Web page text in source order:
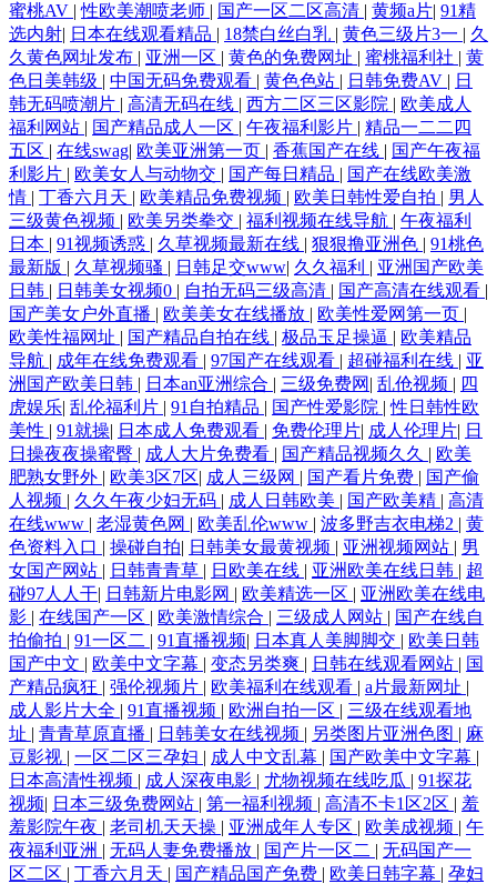
剧场福利社 福利社午夜影院 熟女色福利导航 超碰蝴蝶乐 男女上床视频 成
人一级片 日韩三级在线网址 大香蕉久草91 日韩一级免费视频 阿v网站 日
本一本道影院 99精品99 老司机福利导航站 在线播放成人a 男女上床操网
站 91视频观看 另类图片亚洲色图 自拍超碰 国内性爱 午夜福利9 传媒在线
入口 日韩生话v片 超碰网友自拍 青娱福利视频在线 成人久草 日韩综合色
中色 福利视频导航黑丝 日韩性交网址 操你啦四虎 男人国产精品自拍 五月
花丁香网 精品在线视频 91系列在线视频 91入口17
蜜桃AV |性欧美潮喷老师 | 国产一区二区高清 | 黄频a片| 91精
选内射| 日本在线观看精品 | 18禁白丝白乳 | 黄色三级片3一 | 久
久黄色网址发布 | 亚洲一区 | 黄色的免费网址 | 蜜桃福利社 | 黄
色日美韩级 | 中国无码免费观看 | 黄色色站 | 日韩免费AV | 日
韩无码喷潮片 | 高清无码在线 | 西方二区三区影院 | 欧美成人
福利网站 | 国产精品成人一区 | 午夜福利影片 | 精品一二二四
五区 | 在线swag| 欧美亚洲第一页 | 香蕉国产在线 | 国产午夜福
利影片 | 欧美女人与动物交 | 国产每日精品 | 国产在线欧美激
情 | 丁香六月天 | 欧美精品免费视频 | 欧美日韩性爱自拍 | 男人
三级黄色视频 | 欧美另类拳交 | 福利视频在线导航 | 午夜福利
日本 | 91视频诱惑 | 久草视频最新在线 | 狠狠撸亚洲色 | 91桃色
最新版 | 久草视频骚 | 日韩足交www| 久久福利 | 亚洲国产欧美
日韩 | 日韩美女视频0 | 自拍无码三级高清 | 国产高清在线观看 |
国产美女户外直播 | 欧美美女在线播放 | 欧美性爱网第一页 |
欧美性福网址 | 国产精品自拍在线 | 极品玉足操逼 | 欧美精品
导航 | 成年在线免费观看 | 97国产在线观看 | 超碰福利在线 | 亚
洲国产欧美日韩 | 日本an亚洲综合 | 三级免费网 | 乱伧视频 | 四
虎娱乐| 乱伦福利片 | 91自拍精品 | 国产性爱影院 |性日韩性欧
美性 | 91就操| 日本成人免费观看 | 免费伦理片| 成人伦理片| 日
日操夜夜操蜜臀 | 成人大片免费看 | 国产精品视频久久 | 欧美
肥熟女野外 | 欧美3区7区| 成人三级网 | 国产看片免费 | 国产偷
人视频 | 久久午夜少妇无码 | 成人日韩欧美 | 国产欧美精 | 高清
在线www | 老湿黄色网 | 欧美乱伦www | 波多野吉衣电梯2 | 黄
色资料入口 | 操碰自拍| 日韩美女最黄视频 | 亚洲视频网站 | 男
女国产网站 | 日韩青青草 | 日欧美在线 | 亚洲欧美在线日韩 | 超
碰97人人干| 日韩新片电影网 | 欧美精选一区 | 亚洲欧美在线电
影 | 在线国产一区 | 欧美激情综合 | 三级成人网站 | 国产在线自
拍偷拍 | 91一区二 | 91直播视频| 日本真人美脚脚交 | 欧美日韩
国产中文 | 欧美中文字幕 | 变态另类爽 | 日韩在线观看网站 | 国
产精品疯狂 | 强伦视频片 | 欧美福利在线观看 | a片最新网址 |
成人影片大全 | 91直播视频 | 欧洲自拍一区 | 三级在线观看地
址 | 青青草原直播 | 日韩美女在线视频 | 另类图片亚洲色图 | 麻
豆影视 | 一区二区三孕妇 | 成人中文乱幕 | 国产欧美中文字幕 |
日本高清性视频 | 成人深夜电影 | 尤物视频在线吃瓜 | 91探花
视频| 日本三级免费网站 | 第一福利视频 | 高清不卡1区2区 | 羞
羞影院午夜 | 老司机天天操 | 亚洲成年人专区 | 欧美成视频 | 午
夜福利亚洲 | 无码人妻免费播放 | 国产片一区二 | 无码国产一
区二区 | 丁香六月天 | 国产精品国产免费 | 欧美日韩字幕 | 孕妇